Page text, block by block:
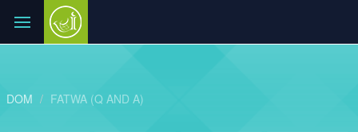
DOM FATWA (Q AND A)